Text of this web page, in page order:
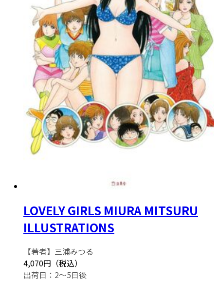
LOVELY GIRLS MIURA MITSURU
ILLUSTRATIONS
【著者】三浦みつる
4,070円（税込）
出荷日：2～5日後